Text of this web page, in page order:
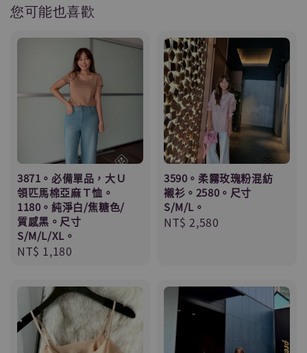
您可能也喜歡
3871。必備單品，大Ｕ
領匹馬棉亞麻Ｔ恤。
1180。純淨白/焦糖色/
質感黑。尺寸
S/M/L/XL。
Regular
NT$ 1,180
3590。柔霧玫瑰粉混紡
襯衫。2580。尺寸
S/M/L。
Regular
NT$ 2,580